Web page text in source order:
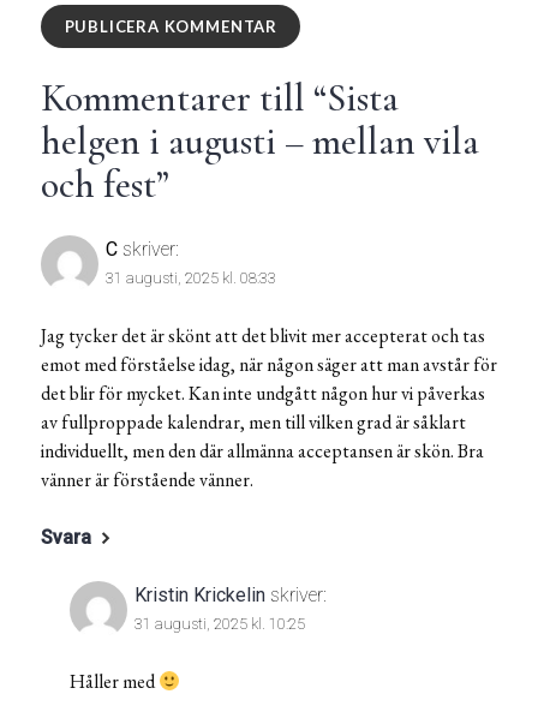
Kommentarer till “Sista
helgen i augusti – mellan vila
och fest”
C skriver:
31 augusti, 2025 kl. 08:33
Jag tycker det är skönt att det blivit mer accepterat och tas
emot med förståelse idag, när någon säger att man avstår för
det blir för mycket. Kan inte undgått någon hur vi påverkas
av fullproppade kalendrar, men till vilken grad är såklart
individuellt, men den där allmänna acceptansen är skön. Bra
vänner är förstående vänner.
Svara
Kristin Krickelin skriver:
31 augusti, 2025 kl. 10:25
Håller med